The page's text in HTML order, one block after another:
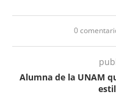
0
Alumna de la UNAM